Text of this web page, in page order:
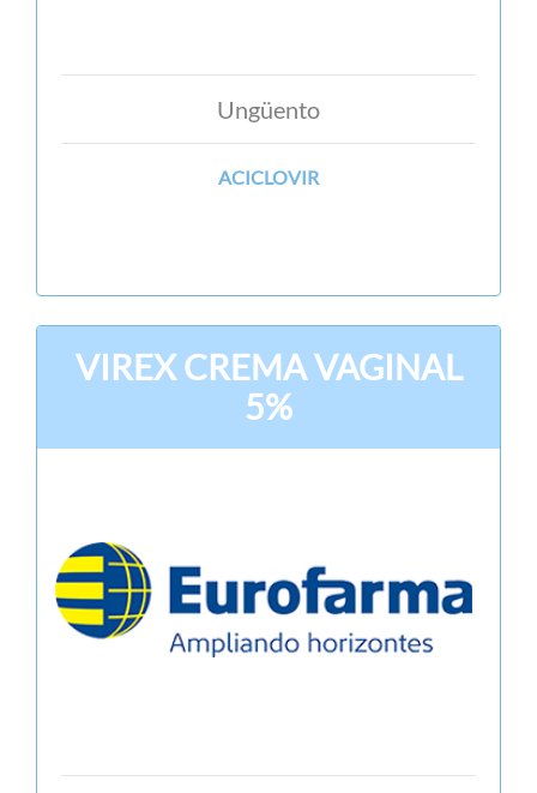
Ungüento
ACICLOVIR
VIREX CREMA VAGINAL
5%